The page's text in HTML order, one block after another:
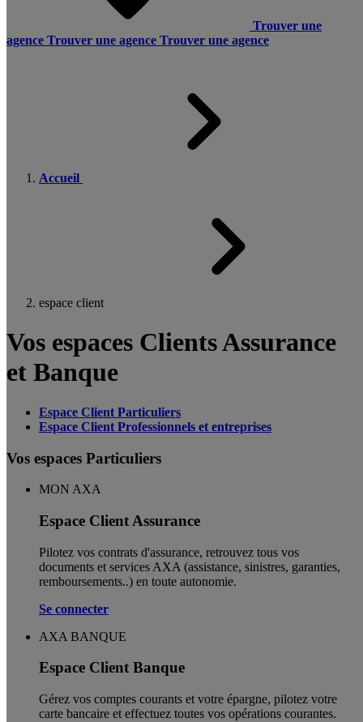
Trouver une
agence Trouver une agence Trouver une agence
Accueil
espace client
Vos espaces Clients Assurance
et Banque
Espace Client Particuliers
Espace Client Professionnels et entreprises
Vos espaces Particuliers
MON AXA
Espace Client Assurance
Pilotez vos contrats d'assurance, retrouvez tous vos
documents et services AXA (assistance, sinistres, garanties,
remboursements..) en toute autonomie. ​
Se connecter
AXA BANQUE
Espace Client Banque
Gérez vos comptes courants et votre épargne, pilotez votre
carte bancaire et effectuez toutes vos opérations courantes.